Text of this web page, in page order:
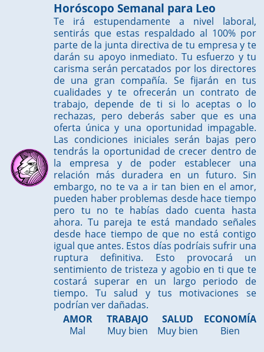
Horóscopo Semanal para Leo
Te irá estupendamente a nivel laboral,
sentirás que estas respaldado al 100% por
parte de la junta directiva de tu empresa y te
darán su apoyo inmediato. Tu esfuerzo y tu
carisma serán percatados por los directores
de una gran compañía. Se fijarán en tus
cualidades y te ofrecerán un contrato de
trabajo, depende de ti si lo aceptas o lo
rechazas, pero deberás saber que es una
oferta única y una oportunidad impagable.
Las condiciones iniciales serán bajas pero
tendrás la oportunidad de crecer dentro de
la empresa y de poder establecer una
relación más duradera en un futuro. Sin
embargo, no te va a ir tan bien en el amor,
pueden haber problemas desde hace tiempo
pero tu no te habías dado cuenta hasta
ahora. Tu pareja te está mandado señales
desde hace tiempo de que no está contigo
igual que antes. Estos días podríais sufrir una
ruptura definitiva. Esto provocará un
sentimiento de tristeza y agobio en ti que te
costará superar en un largo periodo de
tiempo. Tu salud y tus motivaciones se
podrían ver dañadas.
AMOR
Mal
TRABAJO
Muy bien
SALUD
Muy bien
ECONOMÍA
Bien